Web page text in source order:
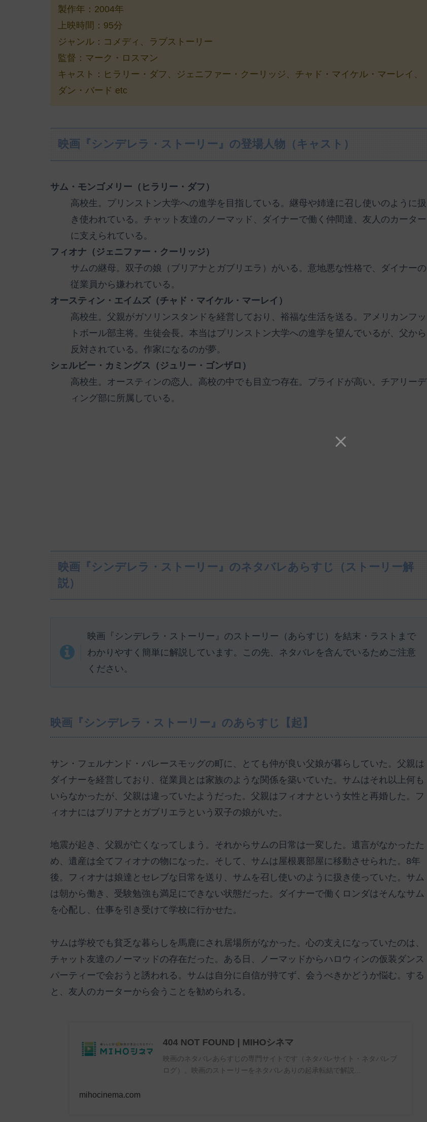
製作年：2004年
上映時間：95分
ジャンル：コメディ、ラブストーリー
監督：マーク・ロスマン
キャスト：ヒラリー・ダフ、ジェニファー・クーリッジ、チャド・マイケル・マーレイ、
ダン・バード etc
映画『シンデレラ・ストーリー』の登場人物（キャスト）
サム・モンゴメリー（ヒラリー・ダフ）
高校生。プリンストン大学への進学を目指している。継母や姉達に召し使いのように扱
き使われている。チャット友達のノーマッド、ダイナーで働く仲間達、友人のカーター
に支えられている。
フィオナ（ジェニファー・クーリッジ）
サムの継母。双子の娘（ブリアナとガブリエラ）がいる。意地悪な性格で、ダイナーの
従業員から嫌われている。
オースティン・エイムズ（チャド・マイケル・マーレイ）
高校生。父親がガソリンスタンドを経営しており、裕福な生活を送る。アメリカンフッ
トボール部主将。生徒会長。本当はプリンストン大学への進学を望んでいるが、父から
反対されている。作家になるのが夢。
シェルビー・カミングス（ジュリー・ゴンザロ）
高校生。オースティンの恋人。高校の中でも目立つ存在。プライドが高い。チアリーデ
ィング部に所属している。
映画『シンデレラ・ストーリー』のネタバレあらすじ（ストーリー解
説）
映画『シンデレラ・ストーリー』のストーリー（あらすじ）を結末・ラストまで
わかりやすく簡単に解説しています。この先、ネタバレを含んでいるためご注意
ください。
映画『シンデレラ・ストーリー』のあらすじ【起】
サン・フェルナンド・バレースモッグの町に、とても仲が良い父娘が暮らしていた。父親は
ダイナーを経営しており、従業員とは家族のような関係を築いていた。サムはそれ以上何も
いらなかったが、父親は違っていたようだった。父親はフィオナという女性と再婚した。フ
ィオナにはブリアナとガブリエラという双子の娘がいた。
地震が起き、父親が亡くなってしまう。それからサムの日常は一変した。遺言がなかったた
め、遺産は全てフィオナの物になった。そして、サムは屋根裏部屋に移動させられた。8年
後。フィオナは娘達とセレブな日常を送り、サムを召し使いのように扱き使っていた。サム
は朝から働き、受験勉強も満足にできない状態だった。ダイナーで働くロンダはそんなサム
を心配し、仕事を引き受けて学校に行かせた。
サムは学校でも貧乏な暮らしを馬鹿にされ居場所がなかった。心の支えになっていたのは、
チャット友達のノーマッドの存在だった。ある日、ノーマッドからハロウィンの仮装ダンス
パーティーで会おうと誘われる。サムは自分に自信が持てず、会うべきかどうか悩む。する
と、友人のカーターから会うことを勧められる。
404 NOT FOUND | MIHOシネマ
映画のネタバレあらすじの専門サイトです（ネタバレサイト・ネタバレブ
ログ）。映画のストーリーをネタバレありの起承転結で解説...
mihocinema.com